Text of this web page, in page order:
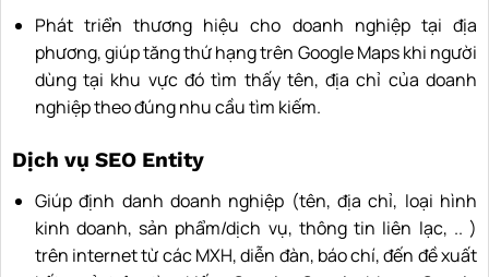
Phát triển thương hiệu cho doanh nghiệp tại địa
phương, giúp tăng thứ hạng trên Google Maps khi người
dùng tại khu vực đó tìm thấy tên, địa chỉ của doanh
nghiệp theo đúng nhu cầu tìm kiếm.
Dịch vụ SEO Entity
Giúp định danh doanh nghiệp (tên, địa chỉ, loại hình
kinh doanh, sản phẩm/dịch vụ, thông tin liên lạc, .. )
trên internet từ các MXH, diễn đàn, báo chí, đến đề xuất